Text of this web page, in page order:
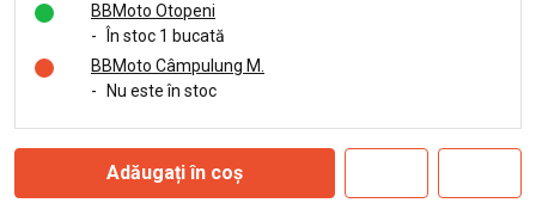
BBMoto Otopeni
-
În stoc 1 bucată
BBMoto Câmpulung M.
-
Nu este în stoc
Adăugați în coș